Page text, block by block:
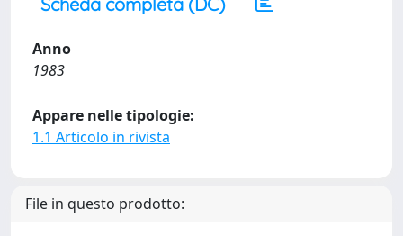
Anno
1983
Appare nelle tipologie:
1.1 Articolo in rivista
File in questo prodotto: